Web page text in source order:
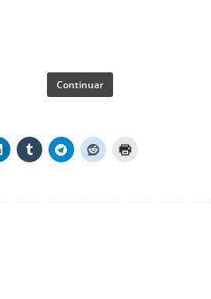
Continuar